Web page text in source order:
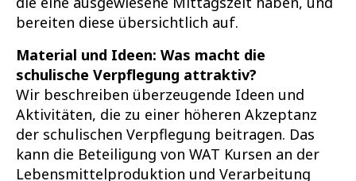
bereiten diese übersichtlich auf.
Material und Ideen: Was macht die
schulische Verpflegung attraktiv?
Wir beschreiben überzeugende Ideen und
Aktivitäten, die zu einer höheren Akzeptanz
der schulischen Verpflegung beitragen. Das
kann die Beteiligung von WAT Kursen an der
Lebensmittelproduktion und Verarbeitung